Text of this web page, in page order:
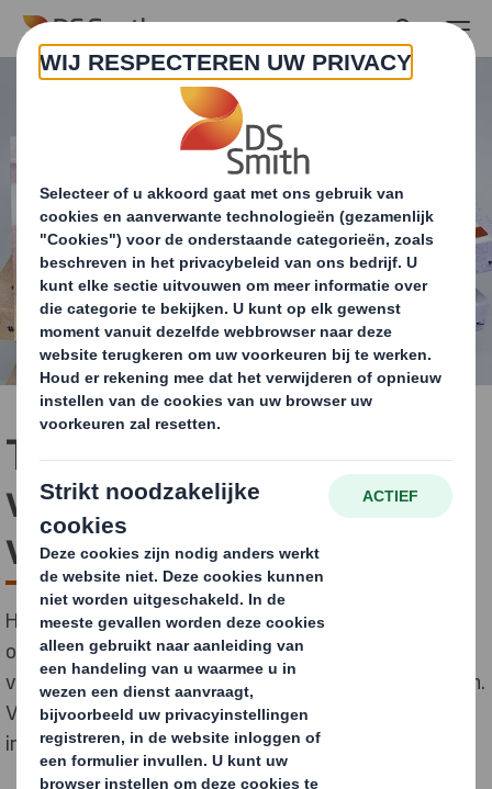
Skip to main content
Tweetalig voorleesboek
voor Oekraïense
vluchtelingenkinderen
Het non-profit initiatief "Better Time Stories" wil het
oorlogsleed van Oekraïense vluchtelingenkinderen
verzachten met tweetalige, interactieve kinderboeken.
Via een mobiele app kunnen familieleden de boeken
inspreken en voorlezen aan hun kinderen.